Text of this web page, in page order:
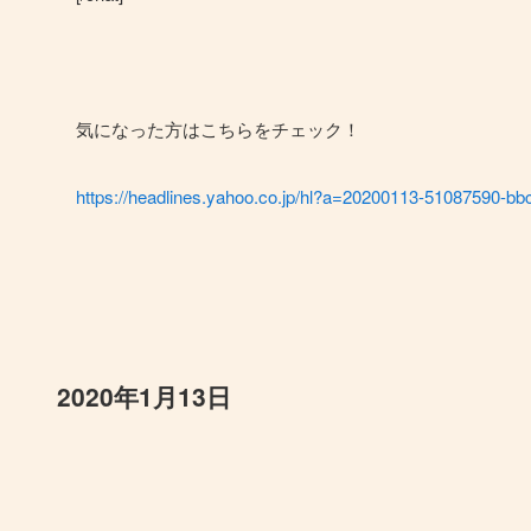
気になった方はこちらをチェック！
https://headlines.yahoo.co.jp/hl?a=20200113-51087590-
2020年1月13日